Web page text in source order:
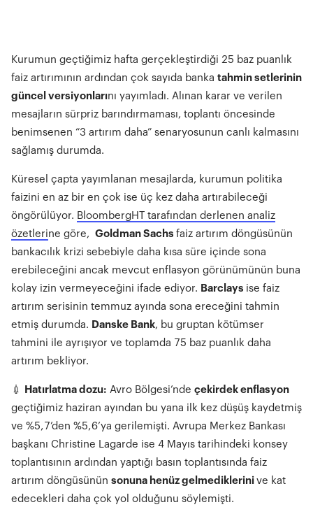
Kurumun geçtiğimiz hafta gerçekleştirdiği 25 baz puanlık
faiz artırımının ardından çok sayıda banka tahmin setlerinin
güncel versiyonlarını yayımladı. Alınan karar ve verilen
mesajların sürpriz barındırmaması, toplantı öncesinde
benimsenen “3 artırım daha” senaryosunun canlı kalmasını
sağlamış durumda.
Küresel çapta yayımlanan mesajlarda, kurumun politika
faizini en az bir en çok ise üç kez daha artırabileceği
öngörülüyor. BloombergHT tarafından derlenen analiz
özetlerine göre, Goldman Sachs faiz artırım döngüsünün
bankacılık krizi sebebiyle daha kısa süre içinde sona
erebileceğini ancak mevcut enflasyon görünümünün buna
kolay izin vermeyeceğini ifade ediyor. Barclays ise faiz
artırım serisinin temmuz ayında sona ereceğini tahmin
etmiş durumda. Danske Bank, bu gruptan kötümser
tahmini ile ayrışıyor ve toplamda 75 baz puanlık daha
artırım bekliyor.
💉 Hatırlatma dozu: Avro Bölgesi’nde çekirdek enflasyon
geçtiğimiz haziran ayından bu yana ilk kez düşüş kaydetmiş
ve %5,7’den %5,6’ya gerilemişti. Avrupa Merkez Bankası
başkanı Christine Lagarde ise 4 Mayıs tarihindeki konsey
toplantısının ardından yaptığı basın toplantısında faiz
artırım döngüsünün sonuna henüz gelmediklerini ve kat
edecekleri daha çok yol olduğunu söylemişti.